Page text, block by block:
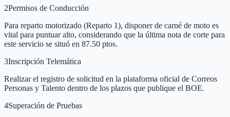
2Permisos de Conducción
Para reparto motorizado (Reparto 1), disponer de carné de moto es
vital para puntuar alto, considerando que la última nota de corte para
este servicio se situó en 87.50 ptos.
3Inscripción Telemática
Realizar el registro de solicitud en la plataforma oficial de Correos
Personas y Talento dentro de los plazos que publique el BOE.
4Superación de Pruebas